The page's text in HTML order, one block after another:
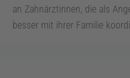
i
an Zahnärztinnen, die als
besser mit ihrer Familie